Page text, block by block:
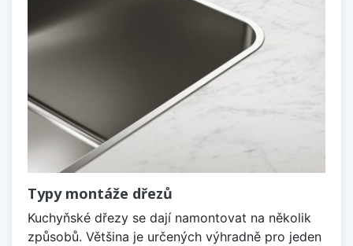
Typy montáže dřezů
Kuchyňské dřezy se dají namontovat na několik
způsobů. Většina je určených výhradně pro jeden